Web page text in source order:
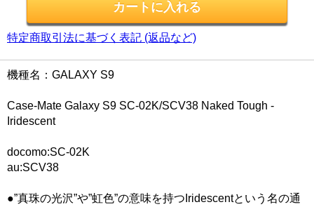
特定商取引法に基づく表記 (返品など)
機種名：GALAXY S9
Case-Mate Galaxy S9 SC-02K/SCV38 Naked Tough -
Iridescent
docomo:SC-02K
au:SCV38
●”真珠の光沢”や”虹色”の意味を持つIridescentという名の通